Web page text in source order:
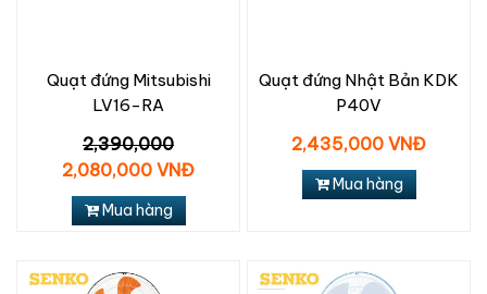
Quạt đứng Mitsubishi
LV16-RA
2,390,000
2,080,000 VNĐ
Mua hàng
Quạt đứng Nhật Bản KDK
P40V
2,435,000 VNĐ
Mua hàng